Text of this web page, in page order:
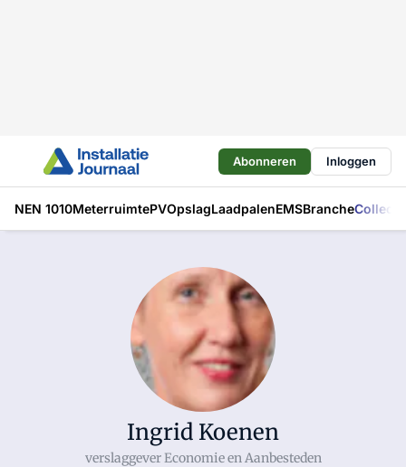
Abonneren Inloggen
NEN 1010MeterruimtePVOpslagLaadpalenEMSBranche
Ingrid Koenen
verslaggever Economie en Aanbesteden